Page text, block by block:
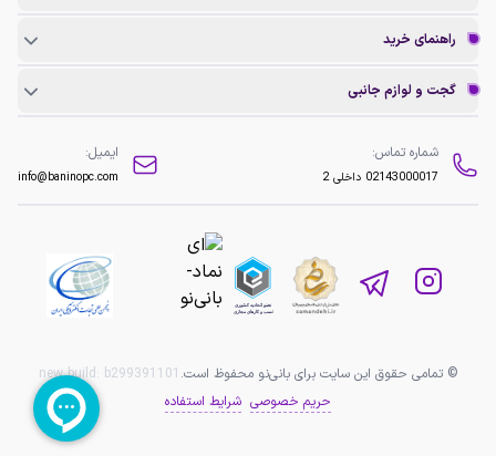
راهنمای خرید
گجت و لوازم جانبی
شماره تماس:
02143000017 داخلی 2
ایمیل:
info@baninopc.com
© تمامی حقوق این سایت برای بانی‌نو محفوظ است. new build: b299391101
حریم خصوصی شرایط استفاده